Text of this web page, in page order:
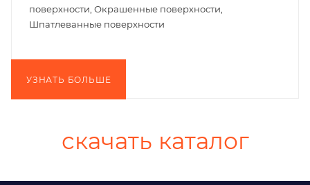
поверхности, Окрашенные поверхности,
Шпатлеванные поверхности
УЗНАТЬ БОЛЬШЕ
скачать каталог